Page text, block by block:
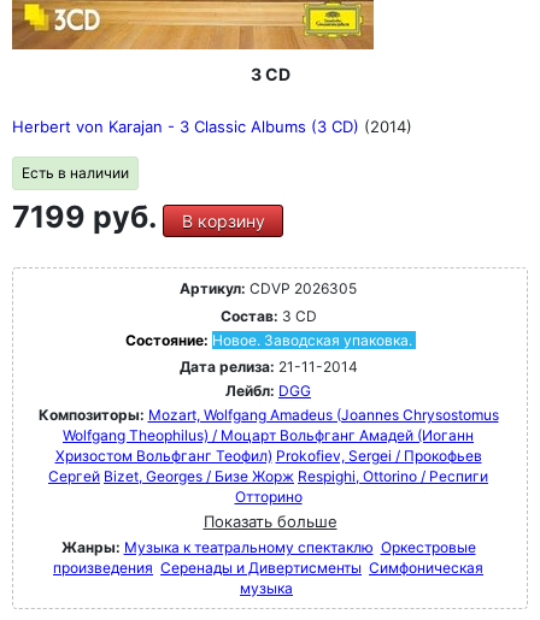
3 CD
Herbert von Karajan - 3 Classic Albums (3 CD) (2014)
Есть в наличии
7199 руб. В корзину
Артикул: CDVP 2026305
Состав: 3 CD
Состояние: Новое. Заводская упаковка.
Дата релиза: 21-11-2014
Лейбл: DGG
Композиторы: Mozart, Wolfgang Amadeus (Joannes Chrysostomus
Wolfgang Theophilus) / Моцарт Вольфганг Амадей (Иоганн
Хризостом Вольфганг Теофил) Prokofiev, Sergei / Прокофьев
Сергей Bizet, Georges / Бизе Жорж Respighi, Ottorino / Респиги
Отторино
Показать больше
Жанры: Музыка к театральному спектаклю Оркестровые
произведения Серенады и Дивертисменты Симфоническая
музыка